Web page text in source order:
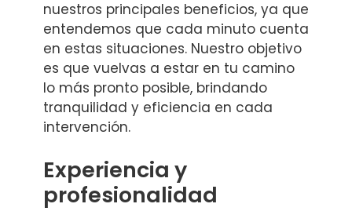
nuestros principales beneficios, ya que
entendemos que cada minuto cuenta
en estas situaciones. Nuestro objetivo
es que vuelvas a estar en tu camino
lo más pronto posible, brindando
tranquilidad y eficiencia en cada
intervención.
Experiencia y
profesionalidad